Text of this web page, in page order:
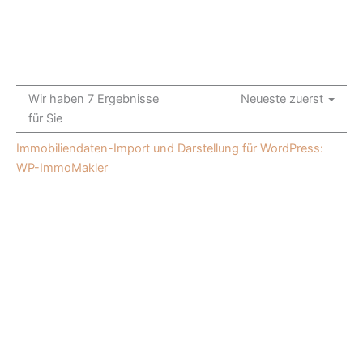
Wir haben 7 Ergebnisse
für Sie
Neueste zuerst
Immobiliendaten-Import und Darstellung für WordPress:
WP-ImmoMakler